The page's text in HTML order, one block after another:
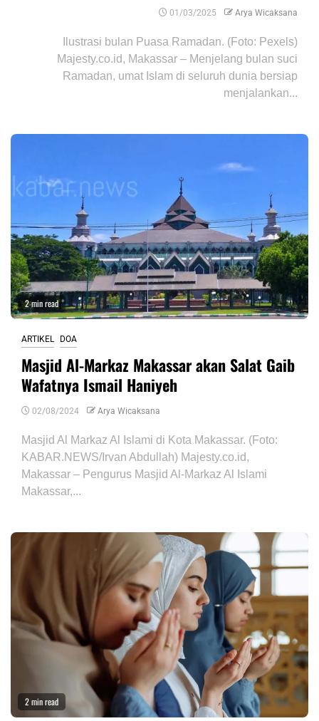
01/03/2025 Arya Wicaksana
Ilustrasi bulan Puasa Ramadan. (Foto: Pexels)
Majesty.co.id, Makassar – Menjelang bulan suci
Ramadan, umat Islam di seluruh dunia bersiap
menjalankan...
2 min read
ARTIKEL DOA
Masjid Al-Markaz Makassar akan Salat Gaib
Wafatnya Ismail Haniyeh
02/08/2024 Arya Wicaksana
Masjid Al Markaz Al Islami di Kota Makassar. (Foto:
KABAR.NEWS/Irvan Abdullah) Majesty.co.id,
Makassar – Pengurus Masjid Al-Markaz Al Islami
Makassar,...
2 min read